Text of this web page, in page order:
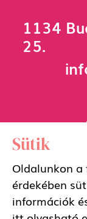
1134
25.
Sütik
Oldalunkon a
érdekében
információk